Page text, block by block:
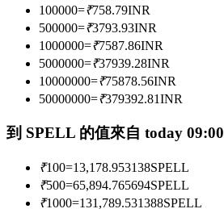
成為跟單交易員
坐享盈利分成和跟單分傭
100000=₹758.79INR
500000=₹3793.93INR
1000000=₹7587.86INR
5000000=₹37939.28INR
10000000=₹75878.56INR
50000000=₹379392.81INR
到 SPELL 的值來自 today 09:00
₹100=13,178.953138SPELL
₹500=65,894.765694SPELL
₹1000=131,789.531388SPELL